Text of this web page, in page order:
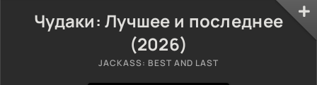
Чудаки: Лучшее и последнее
(2026)
JACKASS: BEST AND LAST